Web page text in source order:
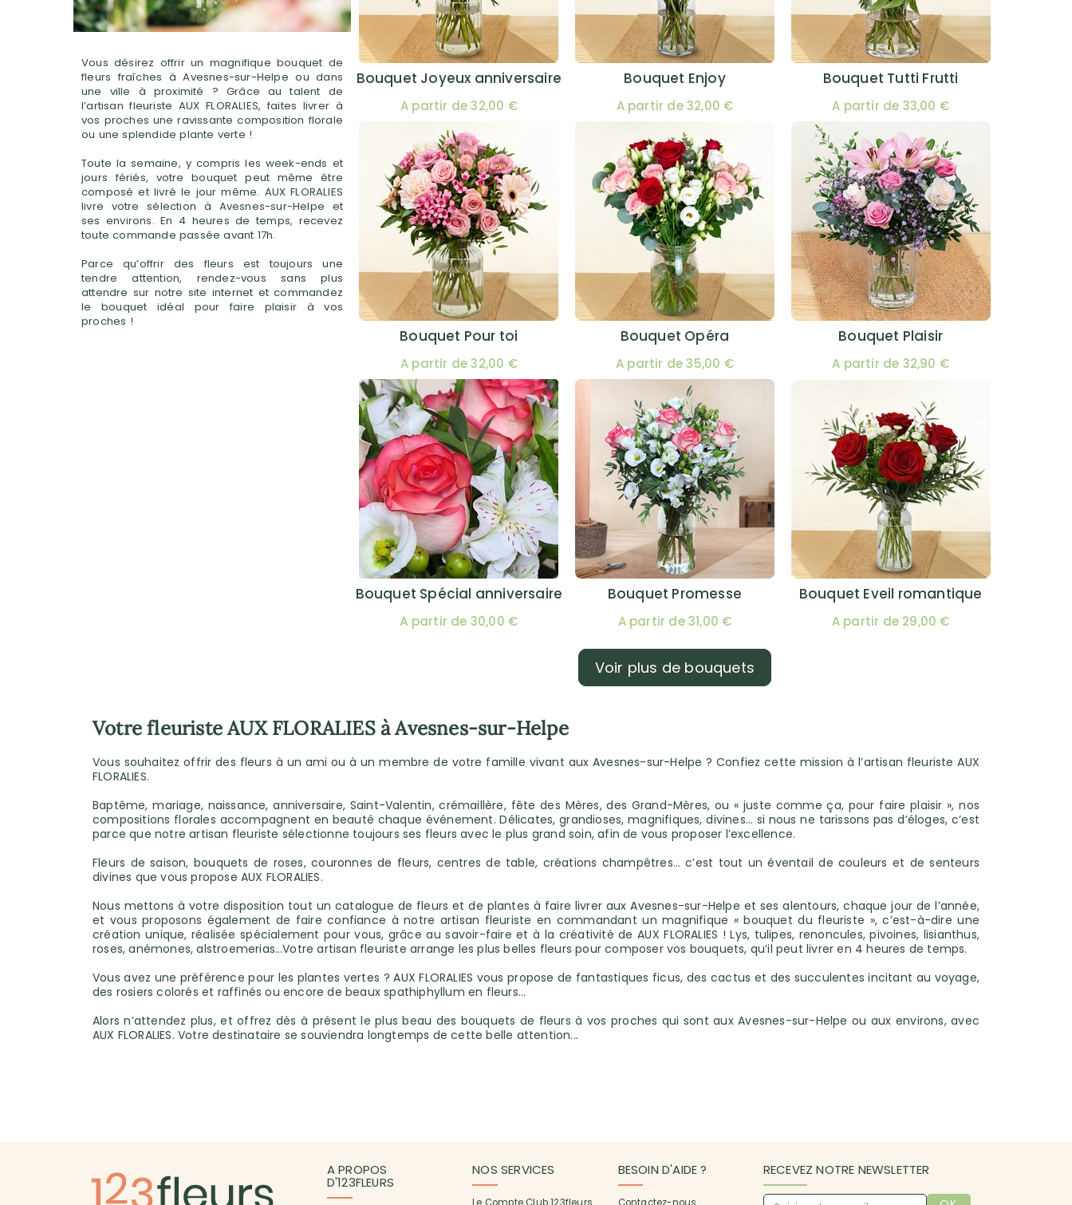
Bouquet Joyeux anniversaire
A partir de 32,00 €
Bouquet Enjoy
A partir de 32,00 €
Bouquet Tutti Frutti
A partir de 33,00 €
Bouquet Pour toi
A partir de 32,00 €
Bouquet Opéra
A partir de 35,00 €
Bouquet Plaisir
A partir de 32,90 €
Bouquet Spécial anniversaire
A partir de 30,00 €
Bouquet Promesse
A partir de 31,00 €
Bouquet Eveil romantique
A partir de 29,00 €
Voir plus de bouquets
Vous désirez offrir un magnifique bouquet de
fleurs fraîches à Avesnes-sur-Helpe ou dans
une ville à proximité ? Grâce au talent de
l’artisan fleuriste AUX FLORALIES, faites livrer à
vos proches une ravissante composition florale
ou une splendide plante verte !
Toute la semaine, y compris les week-ends et
jours fériés, votre bouquet peut même être
composé et livré le jour même. AUX FLORALIES
livre votre sélection à Avesnes-sur-Helpe et
ses environs. En 4 heures de temps, recevez
toute commande passée avant 17h.
Parce qu’offrir des fleurs est toujours une
tendre attention, rendez-vous sans plus
attendre sur notre site internet et commandez
le bouquet idéal pour faire plaisir à vos
proches !
Votre fleuriste AUX FLORALIES à Avesnes-sur-Helpe
Vous souhaitez offrir des fleurs à un ami ou à un membre de votre famille vivant aux Avesnes-sur-Helpe ? Confiez cette mission à l’artisan fleuriste AUX
FLORALIES.
Baptême, mariage, naissance, anniversaire, Saint-Valentin, crémaillère, fête des Mères, des Grand-Mères, ou « juste comme ça, pour faire plaisir », nos
compositions florales accompagnent en beauté chaque événement. Délicates, grandioses, magnifiques, divines… si nous ne tarissons pas d’éloges, c’est
parce que notre artisan fleuriste sélectionne toujours ses fleurs avec le plus grand soin, afin de vous proposer l’excellence.
Fleurs de saison, bouquets de roses, couronnes de fleurs, centres de table, créations champêtres… c’est tout un éventail de couleurs et de senteurs
divines que vous propose AUX FLORALIES.
Nous mettons à votre disposition tout un catalogue de fleurs et de plantes à faire livrer aux Avesnes-sur-Helpe et ses alentours, chaque jour de l’année,
et vous proposons également de faire confiance à notre artisan fleuriste en commandant un magnifique « bouquet du fleuriste », c’est-à-dire une
création unique, réalisée spécialement pour vous, grâce au savoir-faire et à la créativité de AUX FLORALIES ! Lys, tulipes, renoncules, pivoines, lisianthus,
roses, anémones, alstroemerias…Votre artisan fleuriste arrange les plus belles fleurs pour composer vos bouquets, qu’il peut livrer en 4 heures de temps.
Vous avez une préférence pour les plantes vertes ? AUX FLORALIES vous propose de fantastiques ficus, des cactus et des succulentes incitant au voyage,
des rosiers colorés et raffinés ou encore de beaux spathiphyllum en fleurs...
Alors n’attendez plus, et offrez dès à présent le plus beau des bouquets de fleurs à vos proches qui sont aux Avesnes-sur-Helpe ou aux environs, avec
AUX FLORALIES. Votre destinataire se souviendra longtemps de cette belle attention...
A PROPOS
D'123FLEURS
NOS SERVICES BESOIN D'AIDE ? RECEVEZ NOTRE NEWSLETTER